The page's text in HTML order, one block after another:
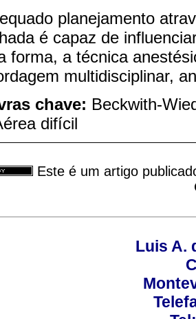
planejamento
é capaz de
forma, a técnica
multidisciplinar,
chave: Beckwith-
difícil
Este é um artigo
Luis A.